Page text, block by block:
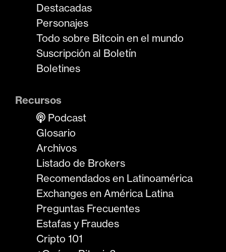
Destacadas
Personajes
Todo sobre Bitcoin en el mundo
Suscripción al Boletín
Boletines
Recursos
Podcast
Glosario
Archivos
Listado de Brokers
Recomendados en Latinoamérica
Exchanges en América Latina
Preguntas Frecuentes
Estafas y Fraudes
Cripto 101